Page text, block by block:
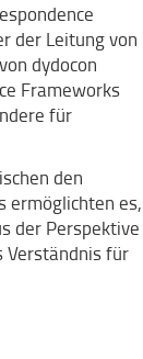
der Leitung von
dydocon
Frameworks
für
den
ermöglichten es,
der Perspektive
Verständnis für